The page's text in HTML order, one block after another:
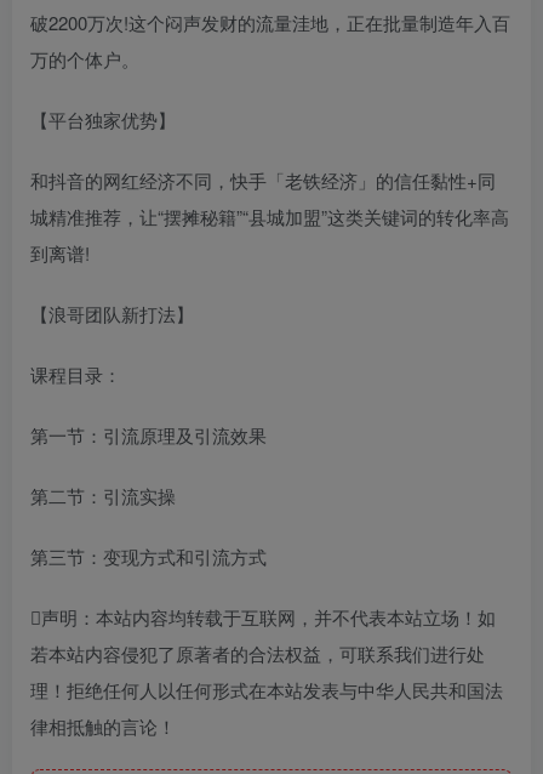
破2200万次!这个闷声发财的流量洼地，正在批量制造年入百
万的个体户。
【平台独家优势】
和抖音的网红经济不同，快手「老铁经济」的信任黏性+同
城精准推荐，让“摆摊秘籍”“县城加盟”这类关键词的转化率高
到离谱!
【浪哥团队新打法】
课程目录：
第一节：引流原理及引流效果
第二节：引流实操
第三节：变现方式和引流方式
声明：本站内容均转载于互联网，并不代表本站立场！如
若本站内容侵犯了原著者的合法权益，可联系我们进行处
理！拒绝任何人以任何形式在本站发表与中华人民共和国法
律相抵触的言论！